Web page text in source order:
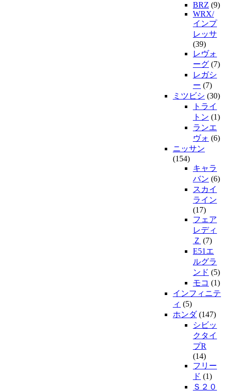
BRZ (9)
WRX/
インプ
レッサ
(39)
レヴォ
ーグ (7)
レガシ
ー (7)
ミツビシ (30)
トライ
トン (1)
ランエ
ヴォ (6)
ニッサン
(154)
キャラ
バン (6)
スカイ
ライン
(17)
フェア
レディ
Ｚ (7)
E51エ
ルグラ
ンド (5)
モコ (1)
インフィニテ
ィ (5)
ホンダ(147)
シビッ
クタイ
プR
(14)
フリー
ド (1)
Ｓ２０